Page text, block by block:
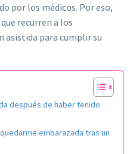
por los médicos. Por eso,
recurren a los
asistida para cumplir su
después de haber tenido
embarazada tras un